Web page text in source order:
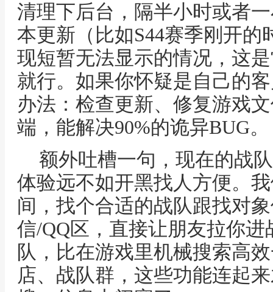
清理下后台，隔半小时或者
本更新（比如S44赛季刚开
现短暂无法显示的情况，这
就行。如果你怀疑是自己的
办法：检查更新、修复游戏
端，能解决90%的诡异BUG。
额外吐槽一句，现在的战
体验远不如开黑找人方便。
间，找个合适的战队跟找对
信/QQ区，直接让朋友拉你
队，比在游戏里机械搜索高
店、战队群，这些功能连起